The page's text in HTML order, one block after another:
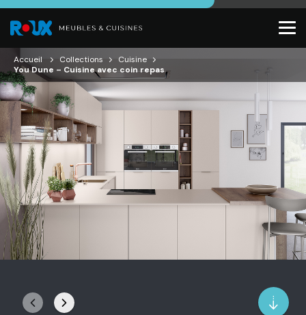
Accueil Collections
Cuisine
You Dune – Cuisine avec coin repas